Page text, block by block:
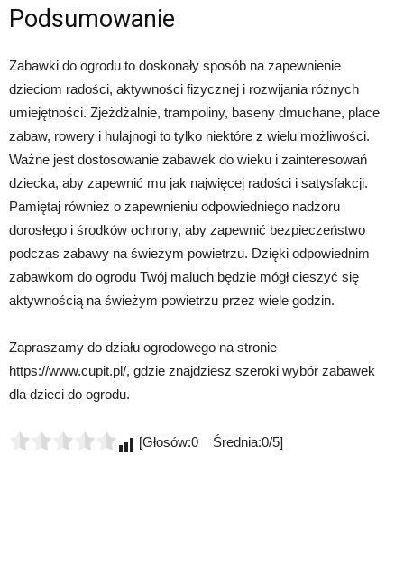
Podsumowanie
Zabawki do ogrodu to doskonały sposób na zapewnienie
dzieciom radości, aktywności fizycznej i rozwijania różnych
umiejętności. Zjeżdżalnie, trampoliny, baseny dmuchane, place
zabaw, rowery i hulajnogi to tylko niektóre z wielu możliwości.
Ważne jest dostosowanie zabawek do wieku i zainteresowań
dziecka, aby zapewnić mu jak najwięcej radości i satysfakcji.
Pamiętaj również o zapewnieniu odpowiedniego nadzoru
dorosłego i środków ochrony, aby zapewnić bezpieczeństwo
podczas zabawy na świeżym powietrzu. Dzięki odpowiednim
zabawkom do ogrodu Twój maluch będzie mógł cieszyć się
aktywnością na świeżym powietrzu przez wiele godzin.
Zapraszamy do działu ogrodowego na stronie
https://www.cupit.pl/, gdzie znajdziesz szeroki wybór zabawek
dla dzieci do ogrodu.
[Głosów:0 Średnia:0/5]